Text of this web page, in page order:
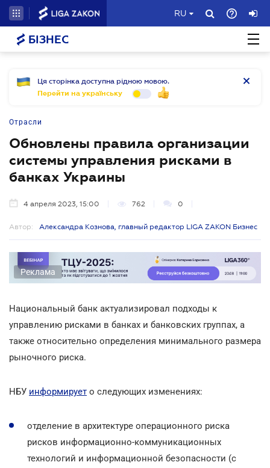
RU
БІЗНЕС
Ця сторінка доступна рідною мовою.
Перейти на українську
Отрасли
Обновлены правила организации
системы управления рисками в
банках Украины
4 апреля 2023, 15:00 762 0
Автор: Александра Кознова, главный редактор LIGA ZAKON Бизнес
Реклама
Национальный банк актуализировал подходы к
управлению рисками в банках и банковских группах, а
также относительно определения минимального размера
рыночного риска.
НБУ информирует о следующих изменениях:
отделение в архитектуре операционного риска
рисков информационно-коммуникационных
технологий и информационной безопасности (с